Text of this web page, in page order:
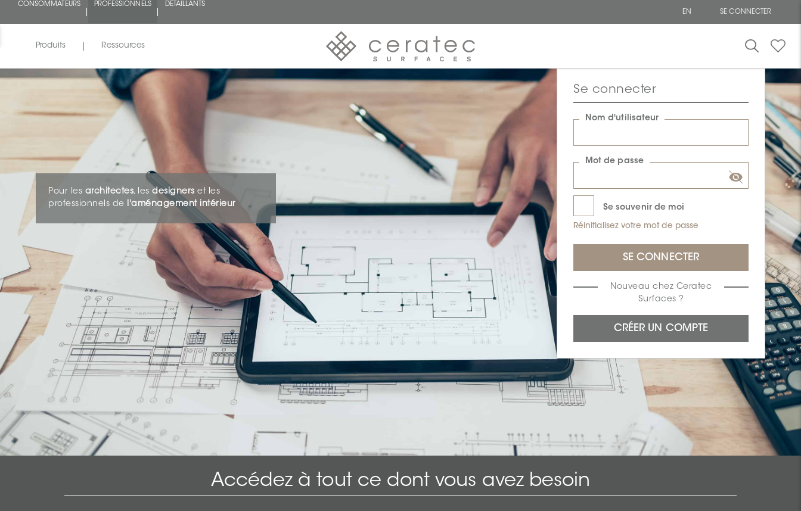
CONSOMMATEURS PROFESSIONNELS
DÉTAILLANTS
EN
SE CONNECTER
Produits Ressources
Pour les architectes, les designers et les
professionnels de l'aménagement intérieur
Se connecter
Nom d'utilisateur
Mot de passe
Se souvenir de moi
Réinitialisez votre mot de passe
Nouveau chez Ceratec
Surfaces ?
Accédez à tout ce dont vous avez besoin